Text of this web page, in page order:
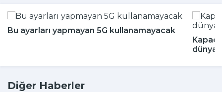
Bu ayarları yapmayan 5G kullanamayacak
Diğer Haberler